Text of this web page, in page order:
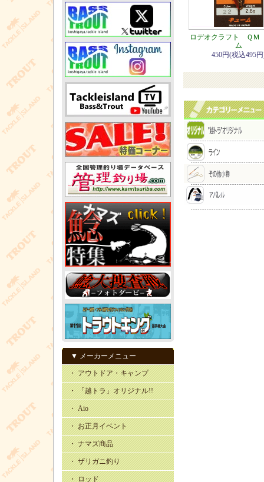
▼ メーカーメニュー
・ アウトドア・キャンプ
・ 「越トラ」オリジナル!!
・ Aio
・ お正月イベント
・ ナマズ商品
・ ザリガニ釣り
・ ロッド
ロデオクラフト Ｑ
ム
450円(税込495